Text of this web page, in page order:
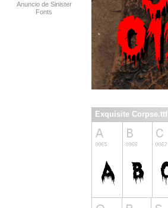
Anuncio de Sinister
Fonts
Exquisite Corpse.ttf